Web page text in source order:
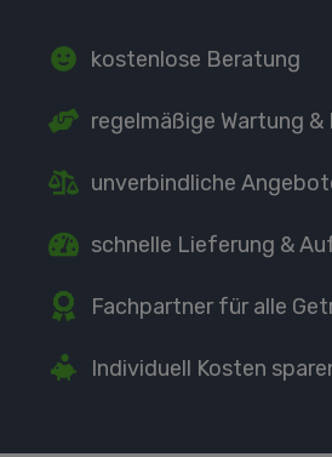
kostenlose Beratung
regelmäßige Wartung &
unverbindliche
schnelle Lieferung &
Fachpartner für alle
Individuell Kosten